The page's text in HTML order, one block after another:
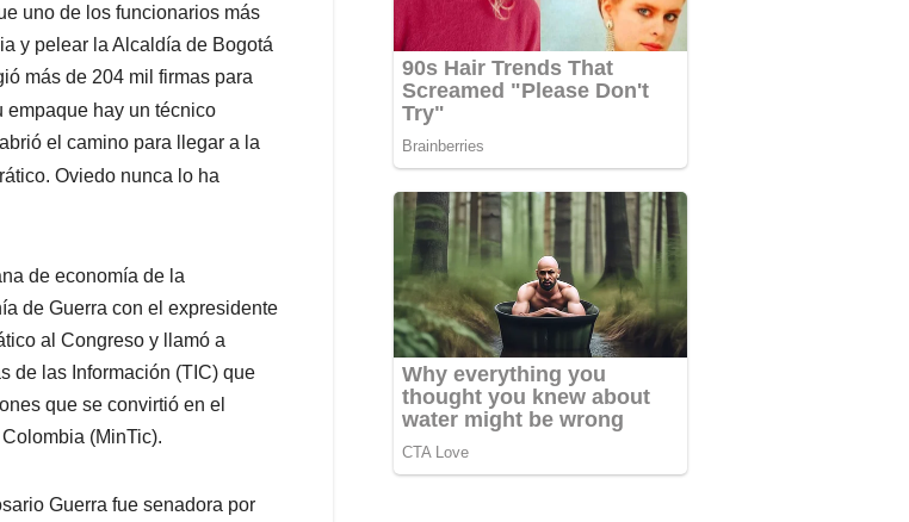
uno de los funcionarios más
y pelear la Alcaldía de Bogotá
más de 204 mil firmas para
empaque hay un técnico
el camino para llegar a la
Oviedo nunca lo ha
de economía de la
de Guerra con el expresidente
al Congreso y llamó a
de las Información (TIC) que
que se convirtió en el
(MinTic).
Guerra fue senadora por